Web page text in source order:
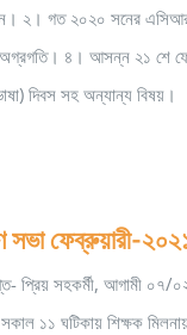
২। গত ২০২০ সনের
৪। আসন্ন ২১ শে
দিবস সহ অন্যান্য বিষয়।
সভা ফেব্রুয়ারী-
প্রিয় সহকর্মী, আগামী ০৭/
সকাল ১১ ঘটিকায় শিক্ষক